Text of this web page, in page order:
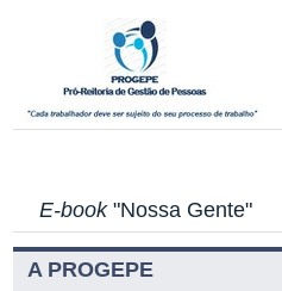
E-book"Nossa Gente"
A PROGEPE